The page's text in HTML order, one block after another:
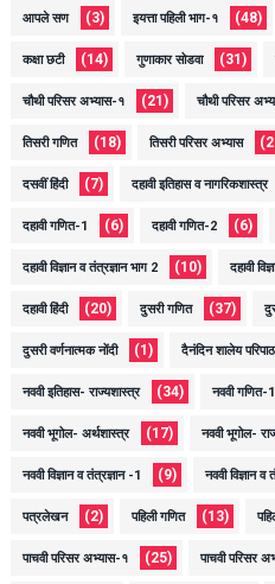
आपले सण (3) इयत्ता पहिली भाग-१ (48)
कक्षा छटी (14) गुणाकार सोडवा (31)
चौथी परिसर अभ्यास-१ (21) चौथी परिसर
तिसरी गणित (18) तिसरी परिसर अभ्यास
दसवीं हिंदी (7) दहावी इतिहास व नागरिकशास्त्र
दहावी गणित-1 (6) दहावी गणित-2 (6)
दहावी विज्ञान व तंत्रज्ञान भाग 2 (10) दहावी
दहावी हिंदी (20) दुसरी गणित (37)
दुसरी वर्णनात्मक नोंदी (1) दैनंदिन शालेय परिपाठ
नववी इतिहास- राज्यशास्त्र (34) नववी गणित-1
नववी भूगोल- अर्थशास्त्र (17) नववी भूगोल-
नववी विज्ञान व तंत्रज्ञान -1 (9) नववी विज्ञान व
पत्रलेखन (2) पहिली गणित (13)
पाचवी परिसर अभ्यास-१ (25) पाचवी परिसर